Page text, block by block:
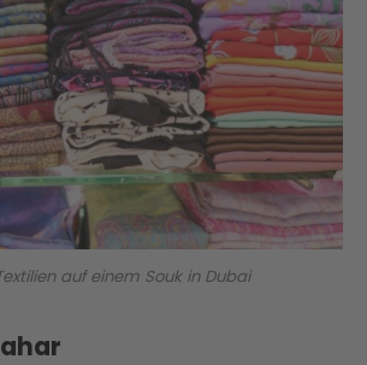
auf einem Souk in Dubai